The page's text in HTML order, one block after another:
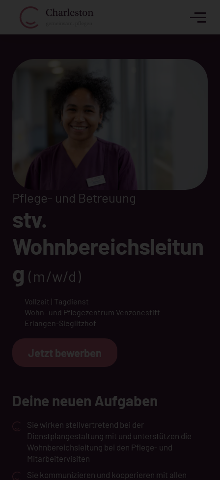
Pflege- und Betreuung
stv.
Wohnbereichsleitun
g(m/w/d)
Vollzeit | Tagdienst
Wohn- und Pflegezentrum Venzonestift
Erlangen-Sieglitzhof
Jetzt bewerben
Deine neuen Aufgaben
Sie wirken stellvertretend bei der
Dienstplangestaltung mit und unterstützen die
Wohnbereichsleitung bei den Pflege- und
Mitarbeitervisiten
Sie kommunizieren und kooperieren mit allen